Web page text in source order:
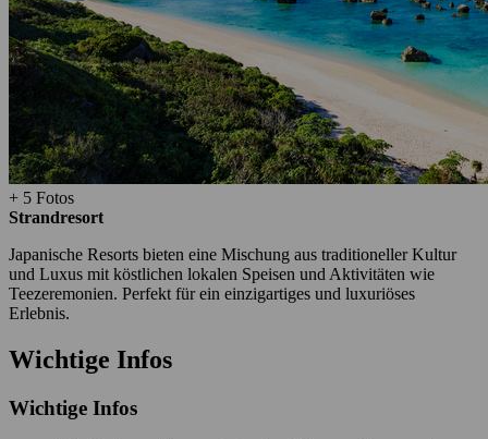
+ 5 Fotos
Strandresort
Japanische Resorts bieten eine Mischung aus traditioneller Kultur
und Luxus mit köstlichen lokalen Speisen und Aktivitäten wie
Teezeremonien. Perfekt für ein einzigartiges und luxuriöses
Erlebnis.
Wichtige Infos
Wichtige Infos